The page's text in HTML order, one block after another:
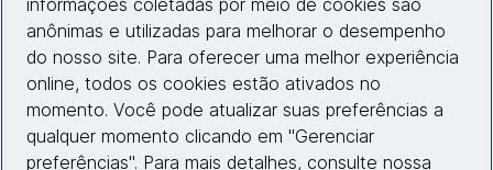
Informações do site
Entre em contato
informações coletadas por meio de cookies são
anônimas e utilizadas para melhorar o desempenho
do nosso site. Para oferecer uma melhor experiência
online, todos os cookies estão ativados no
momento. Você pode atualizar suas preferências a
qualquer momento clicando em "Gerenciar
preferências". Para mais detalhes, consulte nossa